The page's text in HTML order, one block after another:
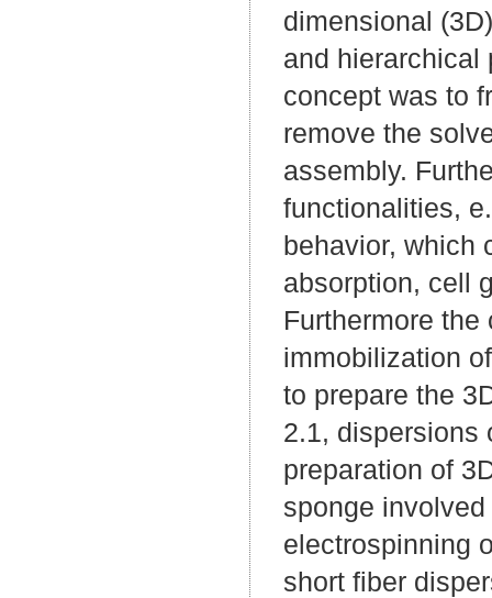
dimensional
and hierarchical
concept was to
remove the
assembly.
functionalities,
behavior, which
absorption, cell
Furthermore
immobilization
to prepare the
2.1, dispersions
preparation of
sponge
electrospinning
short fiber